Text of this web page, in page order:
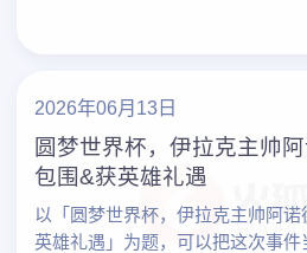
2026年06月13日
圆梦世界杯，伊拉克主帅
包围&获英雄礼遇
以「圆梦世界杯，伊拉克主帅阿
英雄礼遇」为题，可以把这次事件